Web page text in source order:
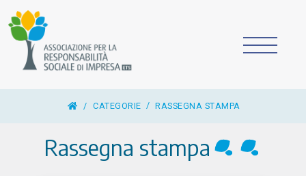
/ CATEGORIE RASSEGNA STAMPA
Rassegna stampa